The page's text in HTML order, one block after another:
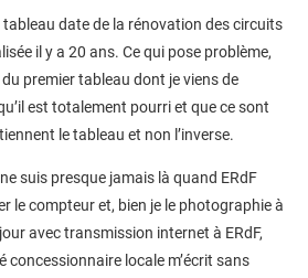
tableau date de la rénovation des circuits
il y a 20 ans. Ce qui pose problème,
du premier tableau dont je viens de
est totalement pourri et que ce sont
le tableau et non l’inverse.
suis presque jamais là quand ERdF
le compteur et, bien je le photographie à
avec transmission internet à ERdF,
concessionnaire locale m’écrit sans